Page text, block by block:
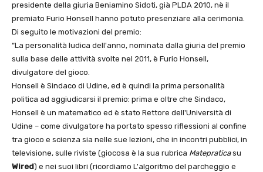
presidente della giuria Beniamino Sidoti, già PLDA 2010, nè il
premiato Furio Honsell hanno potuto presenziare alla cerimonia.
Di seguito le motivazioni del premio:
“La personalità ludica dell'anno, nominata dalla giuria del premio
sulla base delle attività svolte nel 2011, è Furio Honsell,
divulgatore del gioco.
Honsell è Sindaco di Udine, ed è quindi la prima personalità
politica ad aggiudicarsi il premio: prima e oltre che Sindaco,
Honsell è un matematico ed è stato Rettore dell'Università di
Udine – come divulgatore ha portato spesso riflessioni al confine
tra gioco e scienza sia nelle sue lezioni, che in incontri pubblici, in
televisione, sulle riviste (giocosa è la sua rubrica Matepraticasu
Wired) e nei suoi libri (ricordiamo L'algoritmo del parcheggio e